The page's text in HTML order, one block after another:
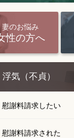
妻のお悩み
性の方へ
浮気（不貞）
慰謝料請求したい
慰謝料請求された